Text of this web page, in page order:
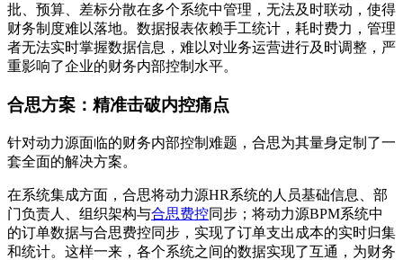
批、预算、差标分散在多个系统中管理，无法及时联动，使得
财务制度难以落地。数据报表依赖手工统计，耗时费力，管理
者无法实时掌握数据信息，难以对业务运营进行及时调整，严
重影响了企业的财务内部控制水平。
合思方案：精准击破内控痛点
针对动力源面临的财务内部控制难题，合思为其量身定制了一
套全面的解决方案。
在系统集成方面，合思将动力源HR系统的人员基础信息、部
门负责人、组织架构与合思费控同步；将动力源BPM系统中
的订单数据与合思费控同步，实现了订单支出成本的实时归集
和统计。这样一来，各个系统之间的数据实现了互通，为财务